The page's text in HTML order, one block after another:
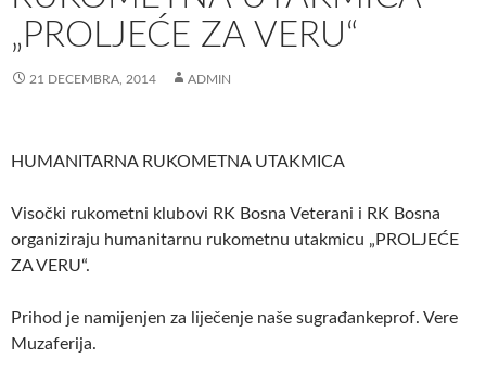
„PROLJEĆE ZA VERU“
21 DECEMBRA, 2014 ADMIN
HUMANITARNA RUKOMETNA UTAKMICA
Visočki rukometni klubovi RK Bosna Veterani i RK Bosna
organiziraju humanitarnu rukometnu utakmicu „PROLJEĆE
ZA VERU“.
Prihod je namijenjen za liječenje naše sugrađankeprof. Vere
Muzaferija.